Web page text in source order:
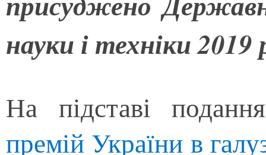
науки і техніки 2019
На підставі
премій України в